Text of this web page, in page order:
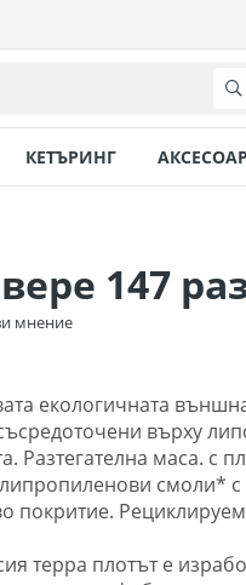
КЕТЪРИНГ
147
мнение
екологичната
върху
Разтегателна маса. с
смоли* с
покритие.
терра плотът е